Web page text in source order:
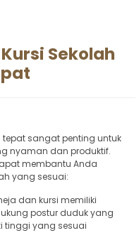
Sekolah
sangat penting untuk
nyaman dan produktif.
membantu Anda
yang sesuai:
dan kursi memiliki
postur duduk yang
tinggi yang sesuai